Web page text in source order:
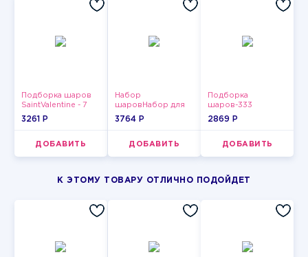
Подборка шаров
SaintValentine - 7
3261 P
ДОБАВИТЬ
Набор
шаровНабор для
мужчин
3764 P
ДОБАВИТЬ
Подборка
шаров-333
2869 P
ДОБАВИТЬ
К ЭТОМУ ТОВАРУ ОТЛИЧНО ПОДОЙДЕТ